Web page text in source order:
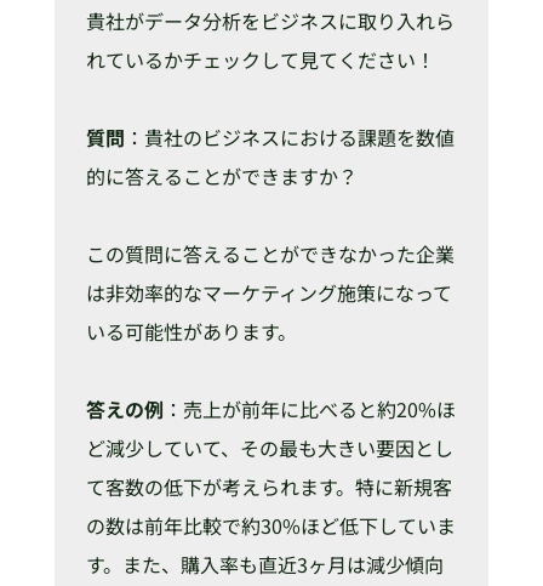
貴社がデータ分析をビジネスに取り入れら
れているかチェックして見てください！
質問 ：貴社のビジネスにおける課題を数値
的に答えることができますか？
この質問に答えることができなかった企業
は非効率的なマーケティング施策になって
いる可能性があります。
答えの例 ：売上が前年に比べると約20%ほ
ど減少していて、その最も大きい要因とし
て客数の低下が考えられます。特に新規客
の数は前年比較で約30%ほど低下していま
す。また、購入率も直近3ヶ月は減少傾向